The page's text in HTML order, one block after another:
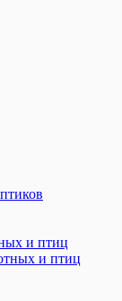
и птиц
и птиц